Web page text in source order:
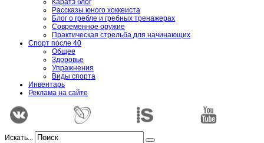
Каратэ блог
Рассказы юного хоккеиста
Блог о гребле и гребных тренажерах
Современное оружие
Практическая стрельба для начинающих
Спорт после 40
Общее
Здоровье
Упражнения
Виды спорта
Инвентарь
Реклама на сайте
Искать...